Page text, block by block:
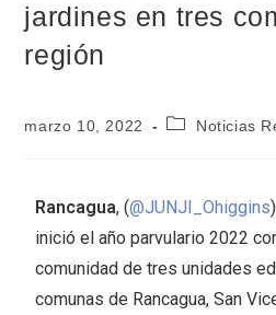
jardines en tres
región
marzo 10, 2022 Noticias
Rancagua, (@JUNJI_Ohiggins
inició el año parvulario 2022
comunidad de tres unidades
comunas de Rancagua, San